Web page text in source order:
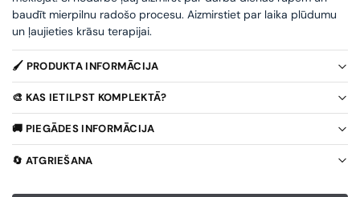
baudīt mierpilnu radošo procesu. Aizmirstiet par laika plūdumu
un ļaujieties krāsu terapijai.
🖌️ PRODUKTA INFORMĀCIJA
🎨 KAS IETILPST KOMPLEKTĀ?
🚚 PIEGĀDES INFORMĀCIJA
🔄 ATGRIEŠANA